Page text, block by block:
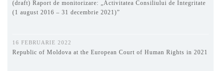
(draft) Raport de monitorizare: „Activitatea Consiliului de Integritate
(1 august 2016 – 31 decembrie 2021)”
16 FEBRUARIE 2022
Republic of Moldova at the European Court of Human Rights in 2021